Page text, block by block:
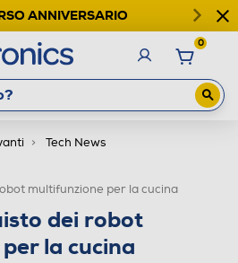
ANNIVERSARIO
0
Tech News
multifunzione per la cucina
dei robot
la cucina